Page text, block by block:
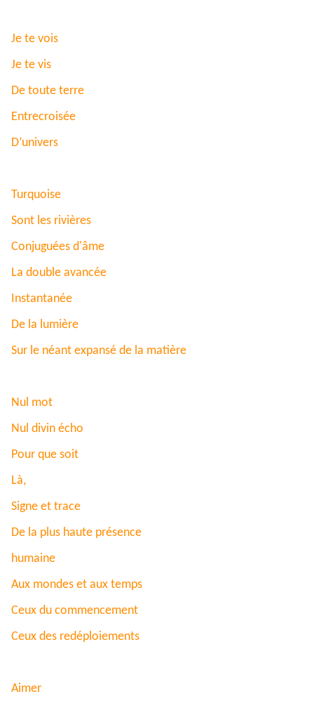
Je te vois
Je te vis
De toute terre
Entrecroisée
D’univers
Turquoise
Sont les rivières
Conjuguées d'âme
La double avancée
Instantanée
De la lumière
Sur le néant expansé de la matière
Nul mot
Nul divin écho
Pour que soit
Là,
Signe et trace
De la plus haute présence
humaine
Aux mondes et aux temps
Ceux du commencement
Ceux des redéploiements
Aimer